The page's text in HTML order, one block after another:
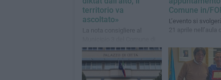
territorio va
ascoltato»
La nota consigliere al
Bari
Comune in/
L’evento si
21 aprile nell’aula